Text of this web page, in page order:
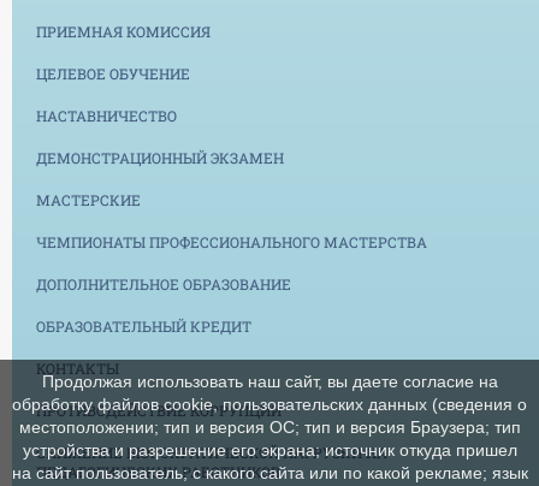
ПРИЕМНАЯ КОМИССИЯ
ЦЕЛЕВОЕ ОБУЧЕНИЕ
НАСТАВНИЧЕСТВО
ДЕМОНСТРАЦИОННЫЙ ЭКЗАМЕН
МАСТЕРСКИЕ
ЧЕМПИОНАТЫ ПРОФЕССИОНАЛЬНОГО МАСТЕРСТВА
ДОПОЛНИТЕЛЬНОЕ ОБРАЗОВАНИЕ
ОБРАЗОВАТЕЛЬНЫЙ КРЕДИТ
КОНТАКТЫ
ПРОТИВОДЕЙСТВИЕ КОРРУПЦИИ
СНИЖЕНИЕ БЮРОКРАТИЧЕСКОЙ НАГРУЗКИ НА
ПЕДАГОГИЧЕСКИХ РАБОТНИКОВ
Продолжая использовать наш сайт, вы даете согласие на
обработку файлов cookie, пользовательских данных (сведения о
местоположении; тип и версия ОС; тип и версия Браузера; тип
устройства и разрешение его экрана; источник откуда пришел
на сайт пользователь; с какого сайта или по какой рекламе; язык